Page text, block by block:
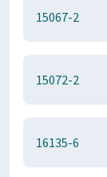
15067-2
15072-2
16135-6